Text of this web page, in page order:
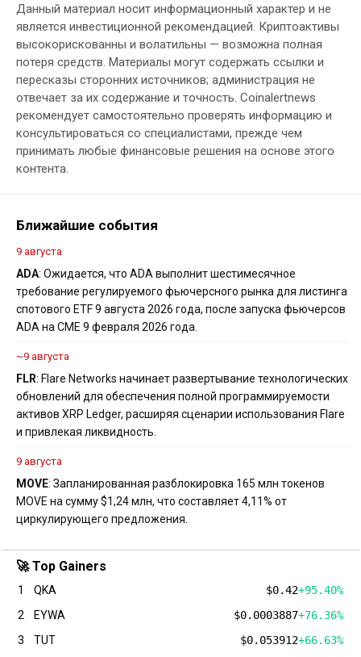
Данный материал носит информационный характер и не
является инвестиционной рекомендацией. Криптоактивы
высокорискованны и волатильны — возможна полная
потеря средств. Материалы могут содержать ссылки и
пересказы сторонних источников; администрация не
отвечает за их содержание и точность. Coinalertnews
рекомендует самостоятельно проверять информацию и
консультироваться со специалистами, прежде чем
принимать любые финансовые решения на основе этого
контента.
Ближайшие события
9 августа
ADA: Ожидается, что ADA выполнит шестимесячное
требование регулируемого фьючерсного рынка для листинга
спотового ETF 9 августа 2026 года, после запуска фьючерсов
ADA на CME 9 февраля 2026 года.
~9 августа
FLR: Flare Networks начинает развертывание технологических
обновлений для обеспечения полной программируемости
активов XRP Ledger, расширяя сценарии использования Flare
и привлекая ликвидность.
9 августа
MOVE: Запланированная разблокировка 165 млн токенов
MOVE на сумму $1,24 млн, что составляет 4,11% от
циркулирующего предложения.
🚀 Top Gainers
1 QKA $0.42+95.40%
2
EYWA $0.0003887+76.36%
3
TUT $0.053912+66.63%